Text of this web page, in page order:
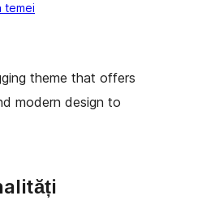
temei
theme that offers
modern design to